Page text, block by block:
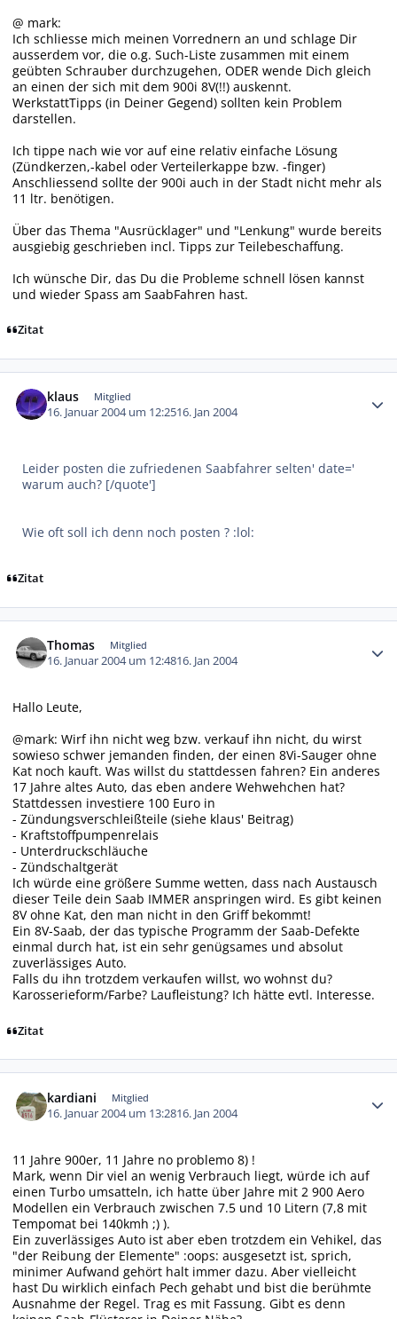
@ mark:
Ich schliesse mich meinen Vorrednern an und schlage Dir
ausserdem vor, die o.g. Such-Liste zusammen mit einem
geübten Schrauber durchzugehen, ODER wende Dich gleich
an einen der sich mit dem 900i 8V(!!) auskennt.
WerkstattTipps (in Deiner Gegend) sollten kein Problem
darstellen.
Ich tippe nach wie vor auf eine relativ einfache Lösung
(Zündkerzen,-kabel oder Verteilerkappe bzw. -finger)
Anschliessend sollte der 900i auch in der Stadt nicht mehr als
11 ltr. benötigen.
Über das Thema "Ausrücklager" und "Lenkung" wurde bereits
ausgiebig geschrieben incl. Tipps zur Teilebeschaffung.
Ich wünsche Dir, das Du die Probleme schnell lösen kannst
und wieder Spass am SaabFahren hast.
Zitat
klaus Mitglied
16. Januar 2004 um 12:2516. Jan 2004
Leider posten die zufriedenen Saabfahrer selten' date='
warum auch? [/quote']
Wie oft soll ich denn noch posten ? :lol:
Zitat
Thomas Mitglied
16. Januar 2004 um 12:4816. Jan 2004
Hallo Leute,
@mark: Wirf ihn nicht weg bzw. verkauf ihn nicht, du wirst
sowieso schwer jemanden finden, der einen 8Vi-Sauger ohne
Kat noch kauft. Was willst du stattdessen fahren? Ein anderes
17 Jahre altes Auto, das eben andere Wehwehchen hat?
Stattdessen investiere 100 Euro in
- Zündungsverschleißteile (siehe klaus' Beitrag)
- Kraftstoffpumpenrelais
- Unterdruckschläuche
- Zündschaltgerät
Ich würde eine größere Summe wetten, dass nach Austausch
dieser Teile dein Saab IMMER anspringen wird. Es gibt keinen
8V ohne Kat, den man nicht in den Griff bekommt!
Ein 8V-Saab, der das typische Programm der Saab-Defekte
einmal durch hat, ist ein sehr genügsames und absolut
zuverlässiges Auto.
Falls du ihn trotzdem verkaufen willst, wo wohnst du?
Karosserieform/Farbe? Laufleistung? Ich hätte evtl. Interesse.
Zitat
kardiani Mitglied
16. Januar 2004 um 13:2816. Jan 2004
11 Jahre 900er, 11 Jahre no problemo 8) !
Mark, wenn Dir viel an wenig Verbrauch liegt, würde ich auf
einen Turbo umsatteln, ich hatte über Jahre mit 2 900 Aero
Modellen ein Verbrauch zwischen 7.5 und 10 Litern (7,8 mit
Tempomat bei 140kmh ;) ).
Ein zuverlässiges Auto ist aber eben trotzdem ein Vehikel, das
"der Reibung der Elemente" :oops: ausgesetzt ist, sprich,
minimer Aufwand gehört halt immer dazu. Aber vielleicht
hast Du wirklich einfach Pech gehabt und bist die berühmte
Ausnahme der Regel. Trag es mit Fassung. Gibt es denn